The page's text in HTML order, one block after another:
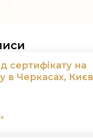
сертифікату на
в Черкасах,